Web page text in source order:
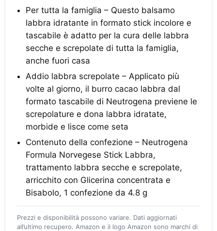
Per tutta la famiglia – Questo balsamo
labbra idratante in formato stick incolore e
tascabile è adatto per la cura delle labbra
secche e screpolate di tutta la famiglia,
anche fuori casa
Addio labbra screpolate – Applicato più
volte al giorno, il burro cacao labbra dal
formato tascabile di Neutrogena previene le
screpolature e dona labbra idratate,
morbide e lisce come seta
Contenuto della confezione – Neutrogena
Formula Norvegese Stick Labbra,
trattamento labbra secche e screpolate,
arricchito con Glicerina concentrata e
Bisabolo, 1 confezione da 4.8 g
Prezzi e disponibilità possono variare. Dati aggiornati
all’ultimo recupero. Amazon e il logo Amazon sono marchi di